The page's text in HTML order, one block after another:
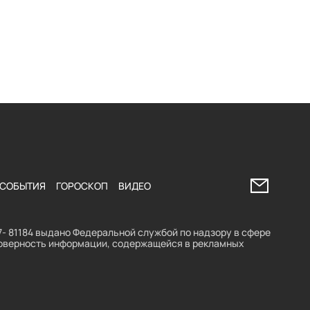
СОБЫТИЯ ГОРОСКОП ВИДЕО Напишите
выдано Федеральной службой по надзору в сфере
информации, содержащейся в рекламных